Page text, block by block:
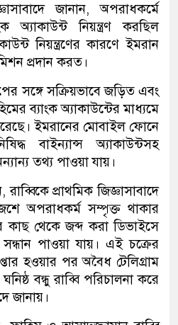
জানান, অপরাধকর্মে
অ্যাকাউন্ট নিয়ন্ত্রণ করছিল
নিয়ন্ত্রণের কারণে ইমরান
প্রদান করত।
সঙ্গে সক্রিয়ভাবে জড়িত এবং
ব্যাংক অ্যাকাউন্টের মাধ্যমে
ইমরানের মোবাইল ফোনে
বাইন্যান্স অ্যাকাউন্টসহ
তথ্য পাওয়া যায়।
প্রাথমিক জিজ্ঞাসাবাদে
অপরাধকর্ম সম্পৃক্ত থাকার
কাছ থেকে জব্দ করা ডিভাইসে
পাওয়া যায়। এই চক্রের
হওয়ার পর অবৈধ টেলিগ্রাম
বন্ধু রাব্বি পরিচালনা করে
জানায়।